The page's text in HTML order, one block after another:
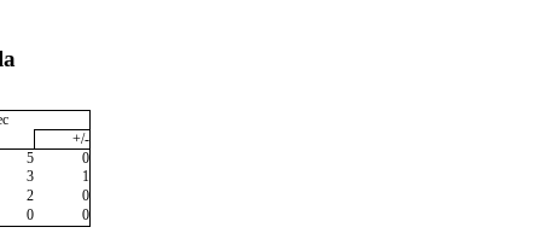
+/-
5
0
3
1
2
0
0
0